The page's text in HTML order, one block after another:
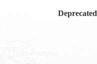
Deprecated